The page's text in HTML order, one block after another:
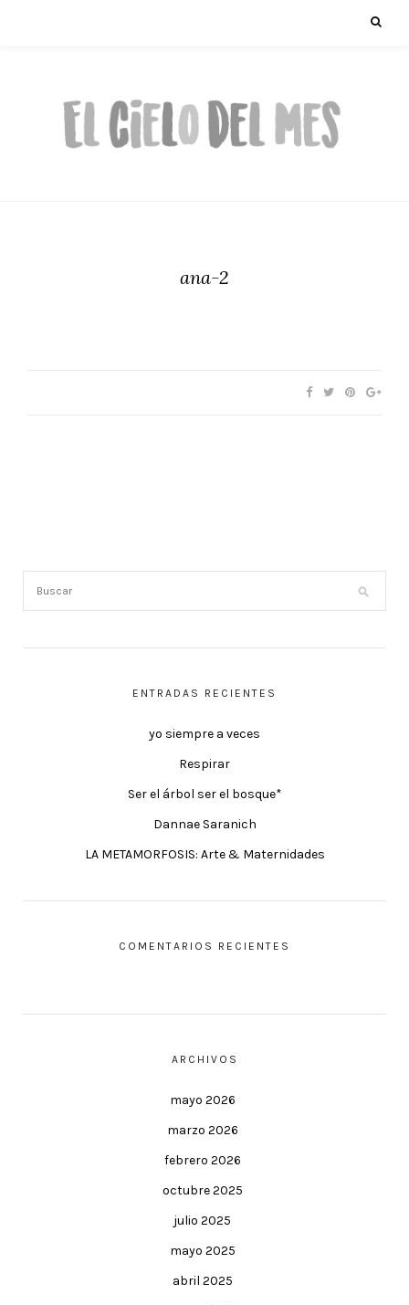
ana-2
ENTRADAS RECIENTES
yo siempre a veces
Respirar
Ser el árbol ser el bosque*
Dannae Saranich
LA METAMORFOSIS: Arte & Maternidades
COMENTARIOS RECIENTES
ARCHIVOS
mayo 2026
marzo 2026
febrero 2026
octubre 2025
julio 2025
mayo 2025
abril 2025